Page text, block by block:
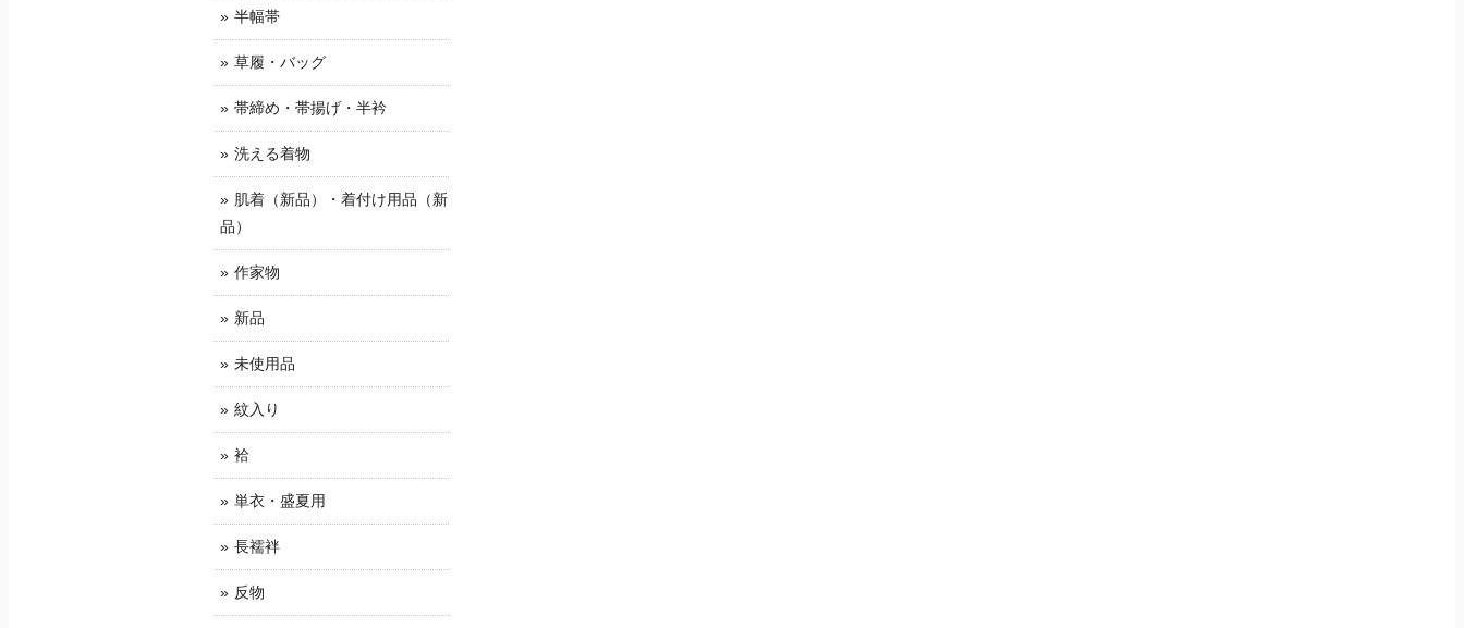
半幅帯
草履・バッグ
帯締め・帯揚げ・半衿
洗える着物
肌着（新品）・着付け用品（新
品）
作家物
新品
未使用品
紋入り
袷
単衣・盛夏用
長襦袢
反物